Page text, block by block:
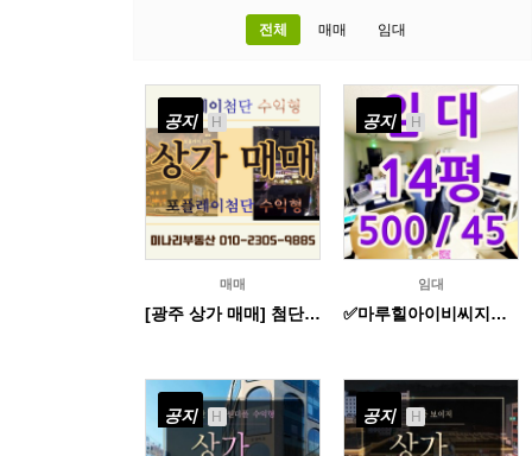
전체 매매 임대
공지 H
매매
[광주 상가 매매] 첨단지구 플레이첨단! 중심상업지 노른자 땅! 연금형 수익 만들기!
공지 H
임대
✅마루힐아이비씨지식산업센터 사무실 전용 14평 500/45
공지 H 공지 H